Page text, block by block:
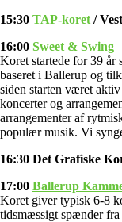
15:30 TAP-koret /
16:00 Sweet & Swing
Koret startede for 39 år
baseret i Ballerup og
siden starten været
koncerter og
arrangementer af
populær musik. Vi
16:30 Det Grafiske
17:00 Ballerup
Koret giver typisk 6-8
tidsmæssigt spænder